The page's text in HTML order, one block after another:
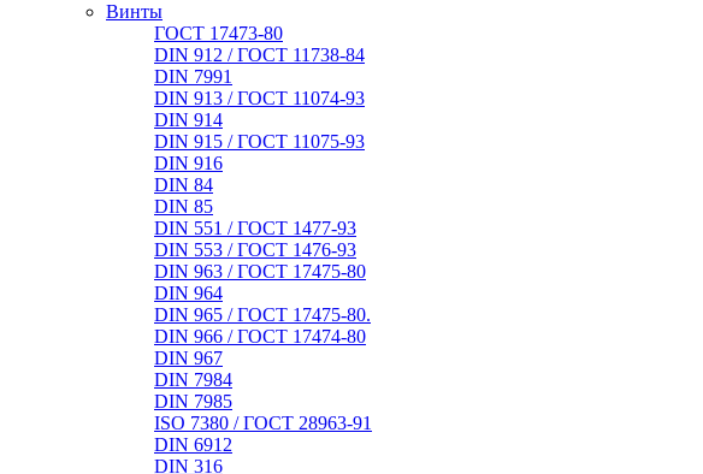
Винты
ГОСТ 17473-80
DIN 912 / ГОСТ 11738-84
DIN 7991
DIN 913 / ГОСТ 11074-93
DIN 914
DIN 915 / ГОСТ 11075-93
DIN 916
DIN 84
DIN 85
DIN 551 / ГОСТ 1477-93
DIN 553 / ГОСТ 1476-93
DIN 963 / ГОСТ 17475-80
DIN 964
DIN 965 / ГОСТ 17475-80.
DIN 966 / ГОСТ 17474-80
DIN 967
DIN 7984
DIN 7985
ISO 7380 / ГОСТ 28963-91
DIN 6912
DIN 316